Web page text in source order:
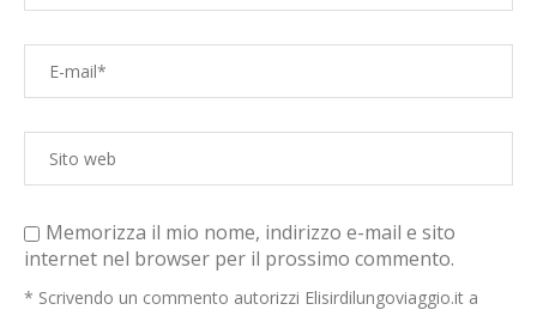
Memorizza il mio nome, indirizzo e-mail e sito
internet nel browser per il prossimo commento.
* Scrivendo un commento autorizzi Elisirdilungoviaggio.it a